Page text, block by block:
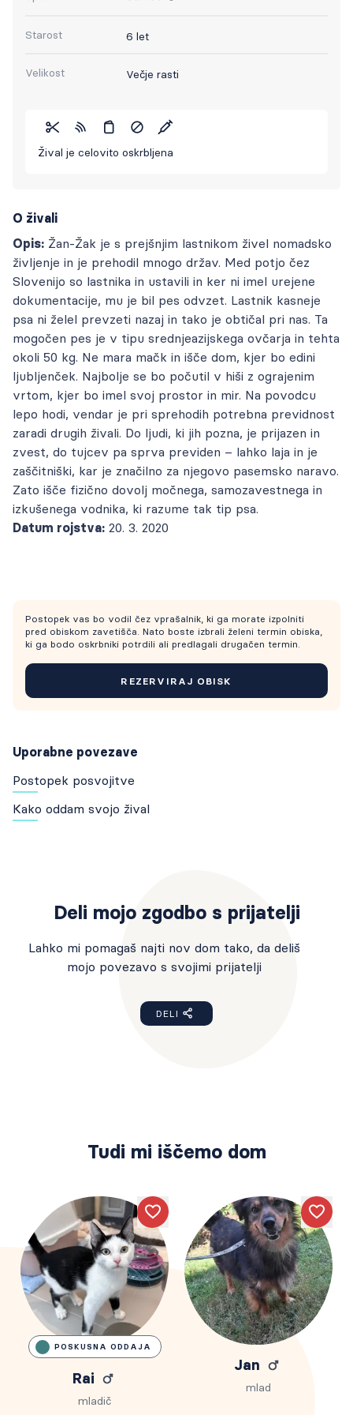
Starost 6 let
Velikost Večje rasti
Žival je celovito oskrbljena
O živali
Opis: Žan-Žak je s prejšnjim lastnikom živel nomadsko
življenje in je prehodil mnogo držav. Med potjo čez
Slovenijo so lastnika in ustavili in ker ni imel urejene
dokumentacije, mu je bil pes odvzet. Lastnik kasneje
psa ni želel prevzeti nazaj in tako je obtičal pri nas. Ta
mogočen pes je v tipu srednjeazijskega ovčarja in tehta
okoli 50 kg. Ne mara mačk in išče dom, kjer bo edini
ljubljenček. Najbolje se bo počutil v hiši z ograjenim
vrtom, kjer bo imel svoj prostor in mir. Na povodcu
lepo hodi, vendar je pri sprehodih potrebna previdnost
zaradi drugih živali. Do ljudi, ki jih pozna, je prijazen in
zvest, do tujcev pa sprva previden – lahko laja in je
zaščitniški, kar je značilno za njegovo pasemsko naravo.
Zato išče fizično dovolj močnega, samozavestnega in
izkušenega vodnika, ki razume tak tip psa.
Datum rojstva: 20. 3. 2020
Postopek vas bo vodil čez vprašalnik, ki ga morate izpolniti
pred obiskom zavetišča. Nato boste izbrali želeni termin obiska,
ki ga bodo oskrbniki potrdili ali predlagali drugačen termin.
REZERVIRAJ OBISK
Uporabne povezave
Postopek posvojitve
Kako oddam svojo žival
Deli mojo zgodbo s prijatelji
Lahko mi pomagaš najti nov dom tako, da deliš
mojo povezavo s svojimi prijatelji
DELI
Tudi mi iščemo dom
Like
POSKUSNA ODDAJA
Rai
mladič
Like
Jan
mlad